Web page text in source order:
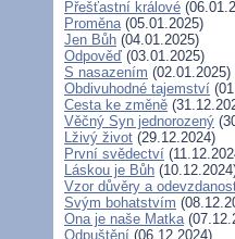
Přešťastní králové
Proměna(05.01.2025)
Jen Bůh (04.01.2025)
Odpověď (03.01.2025)
S nasazením (02.01.2025)
Obdivuhodné tajemství
Cesta ke změně
Věčný Syn jednorozený
Lživý život (29.12.2024)
První svědectví
Láskou je Bůh
Vzor důvěry a
Svým bohatstvím
Ona je naše Matka
Odpuštění (06.12.2024)